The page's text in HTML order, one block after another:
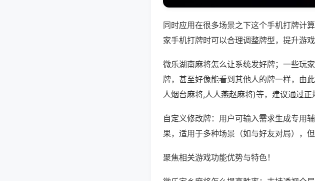
同时应用在很多场景之下这个手机打牌计
家手机打牌时可以合理调整牌型，提升游
微乐湖南麻将怎么让系统发好牌；一些玩
牌，甚至好像能看到其他人的牌一样，由
人烟台麻将,人人燕赵麻将)等，建议通过正
自定义修改牌：用户可输入需求生成专用
果，适用于多种场景（如与好友对局），
聚焦相关游戏功能优势与特色！